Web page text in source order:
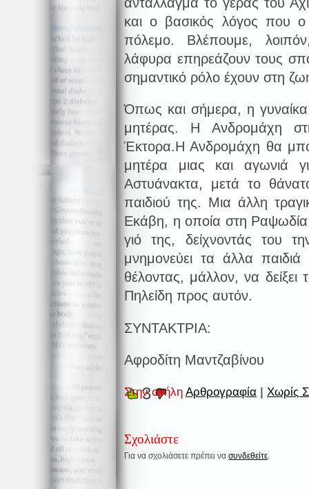
και ο βασικός λόγος που
πόλεμο. Βλέπουμε,
λάφυρα επηρεάζουν τους
σημαντικό ρόλο έχουν στη
Όπως και σήμερα, η γυναίκα
μητέρας. Η Ανδρομάχη
Έκτορα.Η Ανδρομάχη θα
μητέρα μιας και αγωνιά
Αστυάνακτα, μετά το
παιδιού της. Μια άλλη
Εκάβη, η οποία στη Ραψωδία
γιό της, δείχνοντάς του
μνημονεύει τα άλλα
θέλοντας, μάλλον, να δείξει
Πηλείδη προς αυτόν.
ΣΥΝΤΑΚΤΡΙΑ:
Αφροδίτη Μαντζαβίνου
Στην στήλη Αρθρογραφία | Χωρίς
3
Σχολιάστε
Για να σχολιάσετε πρέπει να συνδεθείτε.